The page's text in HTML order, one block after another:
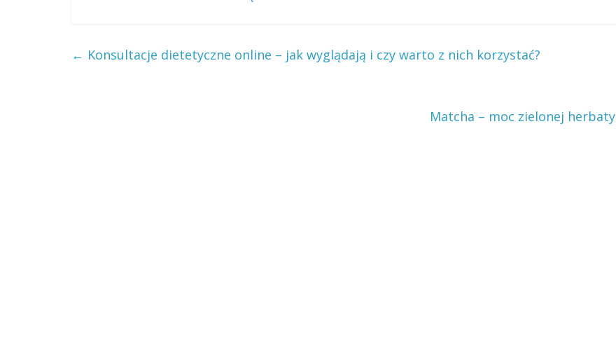
← Konsultacje dietetyczne online – jak wyglądają i czy warto z nich korzystać?
Matcha – moc zielonej herbaty